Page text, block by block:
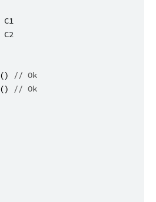
C1
C2
()
// Ok
()
// Ok